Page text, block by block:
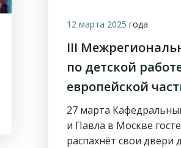
12 марта 2025 года
III
по детской
европейской
27 марта
и Павла в Москве
распахнёт свои двери